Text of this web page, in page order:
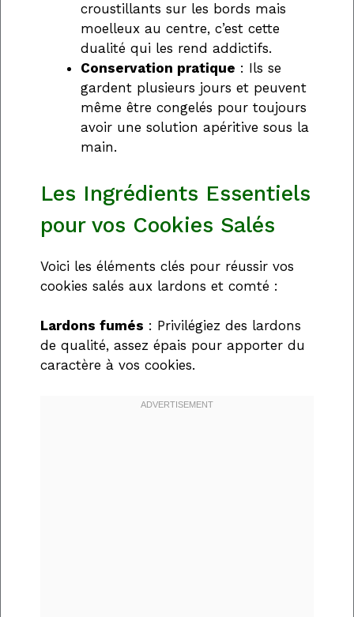
croustillants sur les bords mais
moelleux au centre, c’est cette
dualité qui les rend addictifs.
Conservation pratique : Ils se
gardent plusieurs jours et peuvent
même être congelés pour toujours
avoir une solution apéritive sous la
main.
Les Ingrédients Essentiels
pour vos Cookies Salés
Voici les éléments clés pour réussir vos
cookies salés aux lardons et comté :
Lardons fumés : Privilégiez des lardons
de qualité, assez épais pour apporter du
caractère à vos cookies.